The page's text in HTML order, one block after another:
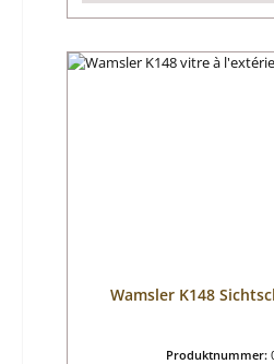
Wamsler K148
Produktnummer: